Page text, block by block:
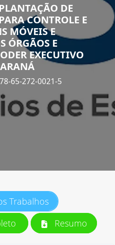
DE
CONTROLE E
MÓVEIS E
ÓRGÃOS E
EXECUTIVO
65-272-0021-5
Trabalhos
Resumo